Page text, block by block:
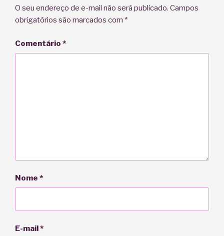
O seu endereço de e-mail não será publicado. Campos
obrigatórios são marcados com *
Comentário *
Nome *
E-mail*